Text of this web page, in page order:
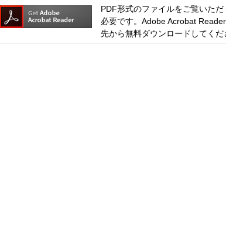
PDF形式のファイルをご覧いた
必要です。Adobe Acrobat
先から無料ダウンロードしてくだ